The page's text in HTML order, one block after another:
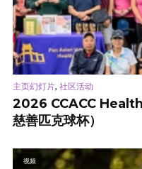
主页幻灯片, 社区活动
2026 CCACC
慈善匹克球杯）
视频